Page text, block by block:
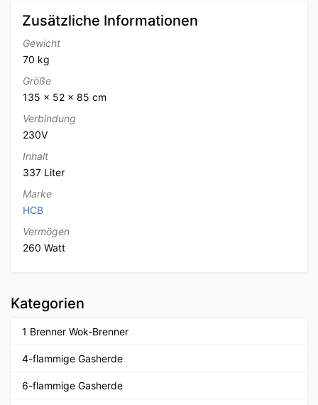
Zusätzliche Informationen
Gewicht
70 kg
Größe
135 × 52 × 85 cm
Verbindung
230V
Inhalt
337 Liter
Marke
HCB
Vermögen
260 Watt
Kategorien
1 Brenner Wok-Brenner
4-flammige Gasherde
6-flammige Gasherde